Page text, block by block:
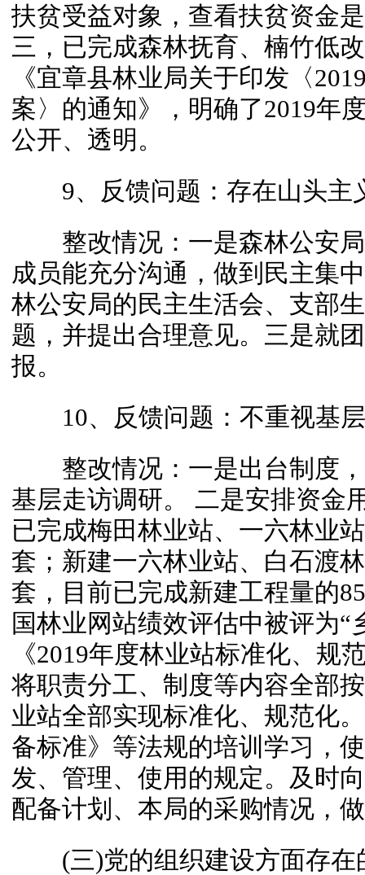
扶贫受益对象，查看扶贫资金
三，已完成森林抚育、楠竹低
《宜章县林业局关于印发〈
案〉的通知》，明确了2019年
公开、透明。
9、反馈问题：存在山头主
整改情况：一是森林公安局
成员能充分沟通，做到民主集
林公安局的民主生活会、支部
题，并提出合理意见。三是就
报。
10、反馈问题：不重视基层
整改情况：一是出台制度，
基层走访调研。 二是安排资金
已完成梅田林业站、一六林业
套；新建一六林业站、白石渡
套，目前已完成新建工程量的
国林业网站绩效评估中被评为“
《2019年度林业站标准化、规
将职责分工、制度等内容全部
业站全部实现标准化、规范化
备标准》等法规的培训学习，
发、管理、使用的规定。及时
配备计划、本局的采购情况，
(三)党的组织建设方面存在